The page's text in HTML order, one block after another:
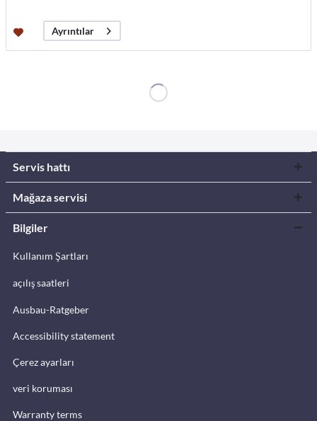
Ayrıntılar
Servis hattı
Mağaza servisi
Bilgiler
Kullanım Şartları
açılış saatleri
Ausbau-Ratgeber
Accessibility statement
Çerez ayarları
veri koruması
Warranty terms